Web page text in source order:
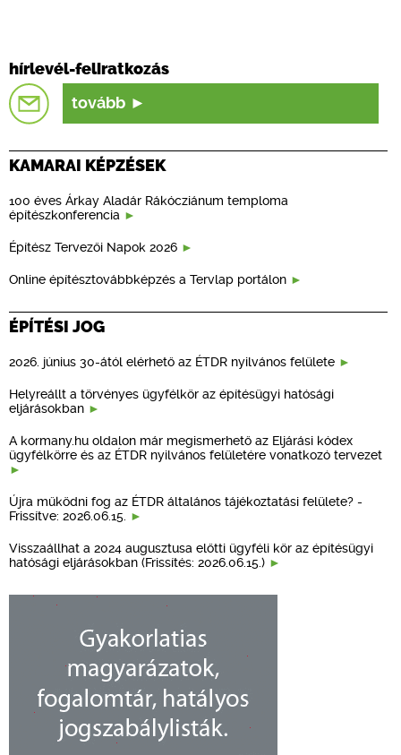
hírlevél-feliratkozás
tovább
KAMARAI KÉPZÉSEK
100 éves Árkay Aladár Rákócziánum temploma
építészkonferencia
Építész Tervezői Napok 2026
Online építésztovábbképzés a Tervlap portálon
ÉPÍTÉSI JOG
2026. június 30-ától elérhető az ÉTDR nyilvános felülete
Helyreállt a törvényes ügyfélkör az építésügyi hatósági
eljárásokban
A kormany.hu oldalon már megismerhető az Eljárási kódex
ügyfélkörre és az ÉTDR nyilvános felületére vonatkozó tervezet
Újra működni fog az ÉTDR általános tájékoztatási felülete? -
Frissítve: 2026.06.15.
Visszaállhat a 2024 augusztusa előtti ügyféli kör az építésügyi
hatósági eljárásokban (Frissítés: 2026.06.15.)